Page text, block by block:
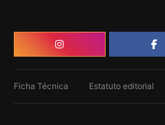
Ficha Técnica Estatuto editorial